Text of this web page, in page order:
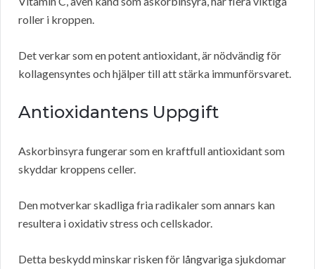
roller i kroppen.
Det verkar som en potent antioxidant, är nödvändig för
kollagensyntes och hjälper till att stärka immunförsvaret.
Antioxidantens Uppgift
Askorbinsyra fungerar som en kraftfull antioxidant som
skyddar kroppens celler.
Den motverkar skadliga fria radikaler som annars kan
resultera i oxidativ stress och cellskador.
Detta beskydd minskar risken för långvariga sjukdomar